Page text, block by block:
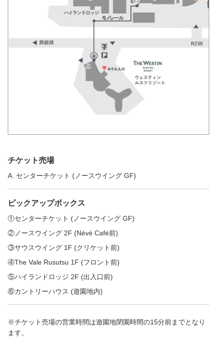
チケット売場
A. センターチケット (ノースウイング GF)
ピックアップボックス
①センターチケット (ノースウイング GF)
②ノースウイング 2F (Névé Café前)
③サウスウイング 1F (クリケット前)
④The Vale Rusutsu 1F (フロント前)
⑤ハイランドロッジ 2F (出入口前)
⑥カントリーハウス (遊園地内)
※チケット売場の営業時間は遊園地閉園時間の15分前までとなり
ます。